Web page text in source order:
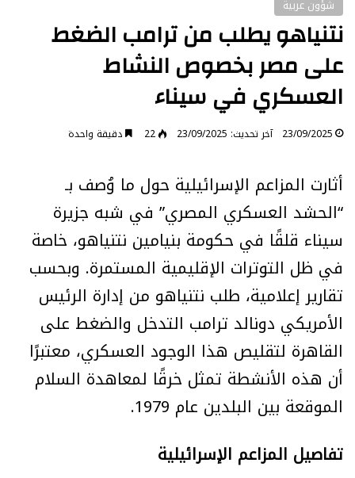
شؤون عربية
نتنياهو يطلب من ترامب الضغط
على مصر بخصوص النشاط
العسكري في سيناء
23/09/2025 آخر تحديث: 23/09/2025 22 دقيقة واحدة
أثارت المزاعم الإسرائيلية حول ما وُصف بـ
“الحشد العسكري المصري” في شبه جزيرة
سيناء قلقًا في حكومة بنيامين نتنياهو، خاصة
في ظل التوترات الإقليمية المستمرة. وبحسب
تقارير إعلامية، طلب نتنياهو من إدارة الرئيس
الأمريكي دونالد ترامب التدخل والضغط على
القاهرة لتقليص هذا الوجود العسكري، معتبرًا
أن هذه الأنشطة تمثل خرقًا لمعاهدة السلام
الموقعة بين البلدين عام 1979.
تفاصيل المزاعم الإسرائيلية